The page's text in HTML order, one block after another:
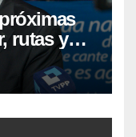
rutas y